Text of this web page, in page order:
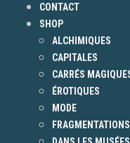
CONTACT
SHOP
ALCHIMIQUES
CAPITALES
CARRÉS
ÉROTIQUES
MODE
FRAGMENTATIONS